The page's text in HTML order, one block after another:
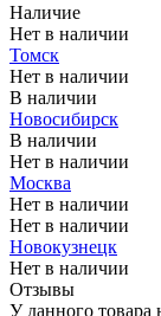
Наличие
Нет в наличии
Томск
Нет в наличии
В наличии
Новосибирск
В наличии
Нет в наличии
Москва
Нет в наличии
Нет в наличии
Новокузнецк
Нет в наличии
Отзывы
У данного товара